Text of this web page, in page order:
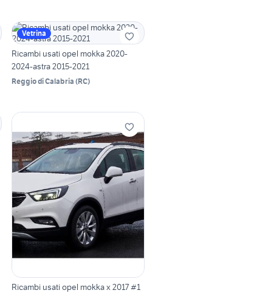
Vetrina
Ricambi usati opel mokka 2020-
2024-astra 2015-2021
Reggio di Calabria (RC)
Ricambi usati opel mokka x 2017 #1